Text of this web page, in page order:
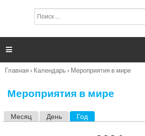
п
и

Вы
Главная › Календарь › Мероприятия в мире
Мероприятия в мире
Месяц День Год